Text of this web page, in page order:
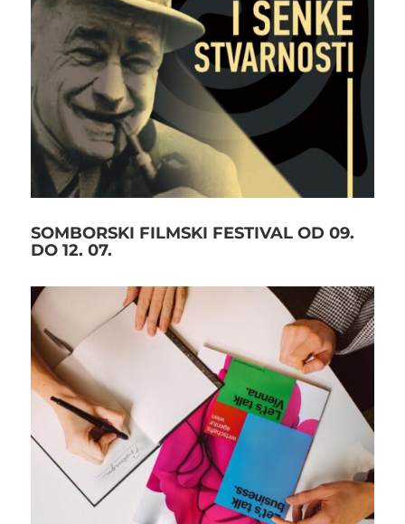
SOMBORSKI FILMSKI FESTIVAL OD 09.
DO 12. 07.